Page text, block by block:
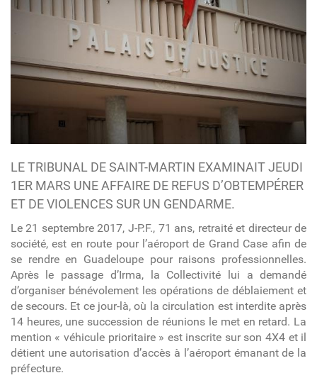
LE TRIBUNAL DE SAINT-MARTIN EXAMINAIT JEUDI
1ER MARS UNE AFFAIRE DE REFUS D’OBTEMPÉRER
ET DE VIOLENCES SUR UN GENDARME.
Le 21 septembre 2017, J-P.F., 71 ans, retraité et directeur de
société, est en route pour l’aéroport de Grand Case afin de
se rendre en Guadeloupe pour raisons professionnelles.
Après le passage d’Irma, la Collectivité lui a demandé
d’organiser bénévolement les opérations de déblaiement et
de secours. Et ce jour-là, où la circulation est interdite après
14 heures, une succession de réunions le met en retard. La
mention « véhicule prioritaire » est inscrite sur son 4X4 et il
détient une autorisation d’accès à l’aéroport émanant de la
préfecture.